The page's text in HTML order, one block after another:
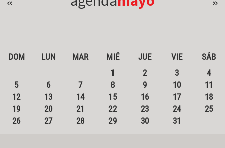
DOM LUN MAR MIÉ JUE VIE
SÁB
1
2 3
4
5
6 7 8 9 10
11
12
13 14 15 16 17
18
19
20 21 22 23 24
25
26
27 28 29 30 31